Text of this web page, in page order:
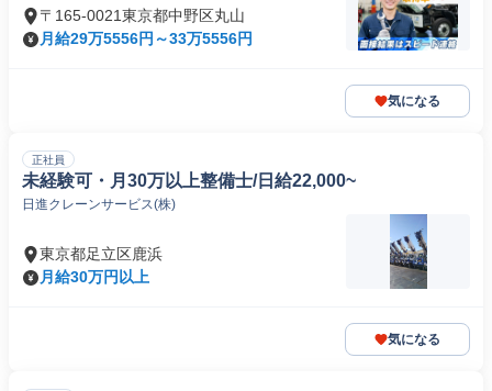
〒165-0021東京都中野区丸山
月給29万5556円～33万5556円
気になる
正社員
未経験可・月30万以上整備士/日給22,000~
日進クレーンサービス(株)
東京都足立区鹿浜
月給30万円以上
気になる